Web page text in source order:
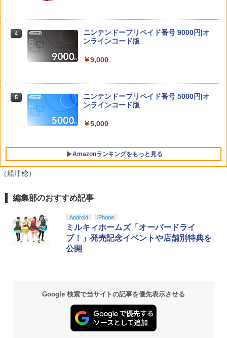
リーでポイント10倍！】【メール便発
送】【新品】Nintendo Switch2 ゲーム
￥6,797
【新品】Nintendo Switch2ソフト ヨッ
￥6,800
PlayStation5用カバー リズム ブルー
￥5,770
5
【特典】Beast of Reincarnation(【永
久封入特典】プロダクトコード)
￥7,632
プ
Lay Plus for ニンテンドー 液晶保護 ア
ンチグレア 反射防止 非光沢 指紋防止
￥1,045
ella! 7th LoveLive! ～Fly! MUSIC WOR
LD♪～ Blu-ray BOX【Blu-ray】(A4クリ
セット+B5ステッカーシートセット(2種1
セット)) [ Liella! ]
￥24,750
新世紀GPX サイバーフォーミュラ BD A
LL ROUNDS COLLECTION ～OVA Seri
￥30,800
4
ニンテンドープリペイド番号 9000円|オ
ンラインコード版
￥9,000
5
ニンテンドープリペイド番号 5000円|オ
ンラインコード版
￥5,000
Amazonランキングをもっと見る
1
PlayStation 5 デジタル・エディション
ese only (CFI-2200B01)
￥55,000
プロダクトコード 封入
￥7,286
1
【純正品】Xbox ワイヤレス コントロー
￥8,300
ンラインコード]
￥5,000
1
【Amazon.co.jp限定】劇場版モノノ怪
ナル三方背収納ケース付きコレクション)
(オリジナル特典:オリジナル巾着＋メー
カー特典:【坤と離】二振りの剣、十翼よ
り来たる！スタジオ描き下ろしイラスト
劇場版「鬼滅の刃」無限城編 第一章 猗
窩座再来 通常版 [Blu-ray]
￥3,964
（船津稔）
編集部のおすすめ記事
Android iPhone
ミルキィホームズ「オーバードライ
ブ！」発売記念イベントや店舗別特典を
公開
Google 検索で当サイトの記事を優先表示させる